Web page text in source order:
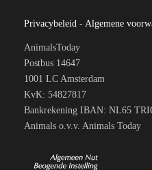
Privacybeleid - Algemene
AnimalsToday
Postbus 14647
1001 LC Amsterdam
KvK: 54827817
Bankrekening IBAN: NL65
Animals o.v.v. Animals Today